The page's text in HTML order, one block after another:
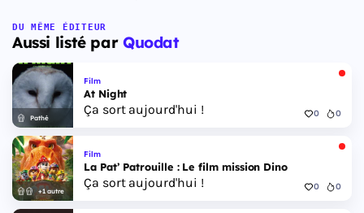
DU MÊME ÉDITEUR
Aussi listé par Quodat
Pathé
Film
At Night
Ça sort aujourd'hui ! 0 0
+1 autre
Film
La Pat’ Patrouille : Le film mission Dino
Ça sort aujourd'hui ! 0 0